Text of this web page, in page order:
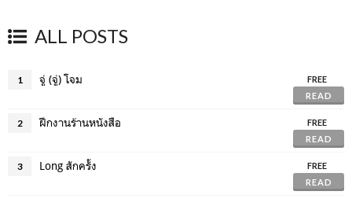
ALL POSTS
1 จู่ (จู่) โจม
FREE
READ
2 ฝึกงานร้านหนังสือ
FREE
READ
3 Long สักครั้ง
FREE
READ